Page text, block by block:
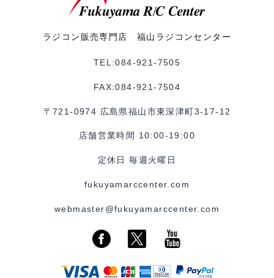
ラジコン販売専門店 福山ラジコンセンター
TEL:084-921-7505
FAX:084-921-7504
〒721-0974 広島県福山市東深津町3-17-12
店舗営業時間 10:00-19:00
定休日 毎週火曜日
fukuyamarccenter.com
webmaster@fukuyamarccenter.com